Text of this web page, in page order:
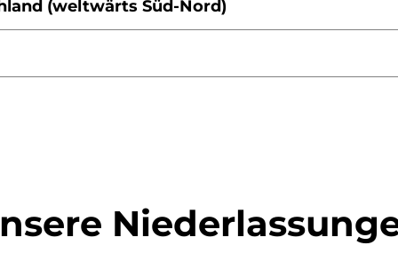
(weltwärts Süd-Nord)